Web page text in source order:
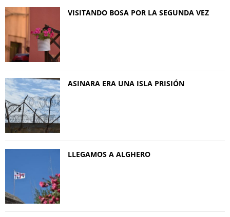
VISITANDO BOSA POR LA SEGUNDA VEZ
ASINARA ERA UNA ISLA PRISIÓN
LLEGAMOS A ALGHERO